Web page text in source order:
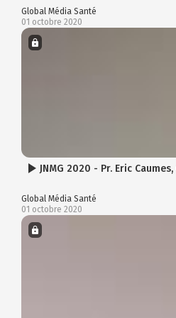
Global Média Santé
01 octobre 2020
JNMG 2020 - Pr. Eric
Global Média Santé
01 octobre 2020